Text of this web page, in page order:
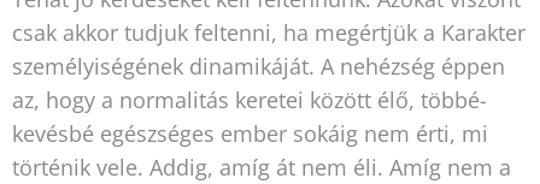
csak akkor tudjuk feltenni, ha megértjük a Karakter
személyiségének dinamikáját. A nehézség éppen
az, hogy a normalitás keretei között élő, többé-
kevésbé egészséges ember sokáig nem érti, mi
történik vele. Addig, amíg át nem éli. Amíg nem a